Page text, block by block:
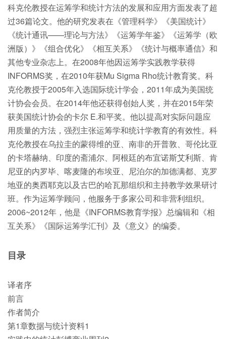
科克伦教授在运筹学和统计方法的发展和应用方面发表了超
过36篇论文。他的研究发表在《管理科学》《美国统计》
《统计通讯——理论与方法》《运筹学年鉴》《运筹学（欧
洲版）》《组合优化》《相互关系》《统计与概率通信》和
其他专业杂志上。在2008年他因运筹学实践教学获得
INFORMS奖，在2010年获Mu Sigma Rho统计教育奖。科
克伦教授于2005年入选国际统计学会，2011年成为美国统
计协会会员。在2014年他还获得创始人奖，并在2015年荣
获美国统计协会的卡尔 E.和平奖。他以提高对实际问题应
用质量的方法，强烈主张运筹学和统计学教育的有效性。科
克伦教授在乌拉圭的蒙得维的亚、南非的开普敦、哥伦比亚
的卡塔赫纳、印度的斋浦尔、阿根廷的布宜诺斯艾利斯、肯
尼亚的内罗毕、喀麦隆的布埃亚、尼泊尔的加德满都、克罗
地亚的奥西耶克以及古巴的哈瓦那组织和主持教学效果研讨
班。作为运筹学顾问，他服务于多家公司和非营利组织。
2006~2012年，他是《INFORMS教育学报》总编辑和《相
互关系》《国际运筹学汇刊》及《意义》的编委。
目录
译者序
前言
作者简介
第1章数据与统计资料1